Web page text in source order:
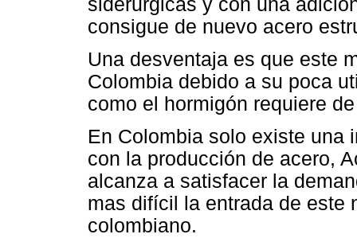
consigue de nuevo acero
Una desventaja es que este
Colombia debido a su poca
como el hormigón requiere
En Colombia solo existe una
con la producción de acero,
alcanza a satisfacer la
mas difícil la entrada de este
colombiano.